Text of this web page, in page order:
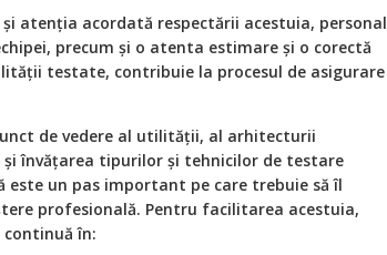
atenția acordată respectării acestuia, personal
precum și o atenta estimare și o corectă
testate, contribuie la procesul de asigurare
de vedere al utilității, al arhitecturii
învățarea tipurilor și tehnicilor de testare
un pas important pe care trebuie să îl
profesională. Pentru facilitarea acestuia,
continuă în: